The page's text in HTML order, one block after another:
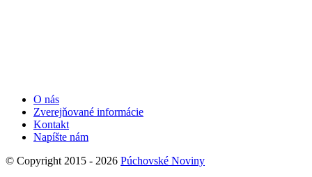
O nás
Zverejňované informácie
Kontakt
Napíšte nám
© Copyright 2015 - 2026 Púchovské Noviny